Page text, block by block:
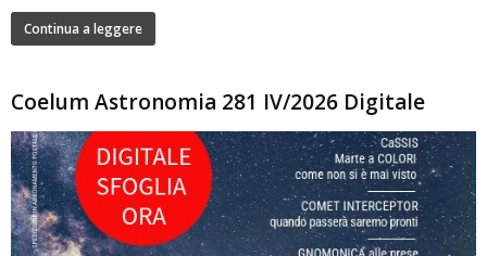
Continua a leggere
Coelum Astronomia 281 IV/2026 Digitale